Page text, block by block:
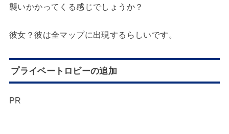
襲いかかってくる感じでしょうか？
彼女？彼は全マップに出現するらしいです。
プライベートロビーの追加
PR